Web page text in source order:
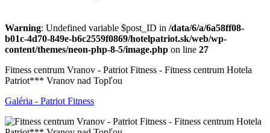
Warning: Undefined variable $post_ID in /data/6/a/6a58ff08-
b01c-4d70-849e-b6c2559f0869/hotelpatriot.sk/web/wp-
content/themes/neon-php-8-5/image.php on line 27
Fitness centrum Vranov - Patriot Fitness - Fitness centrum Hotela
Patriot*** Vranov nad Topľou
Galéria - Patriot Fitness